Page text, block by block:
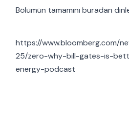
Bölümün tamamını buradan
https://www.bloomberg.com/
25/zero-why-bill-gates-is-
energy-podcast